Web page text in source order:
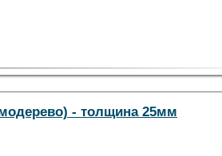
- толщина 25мм